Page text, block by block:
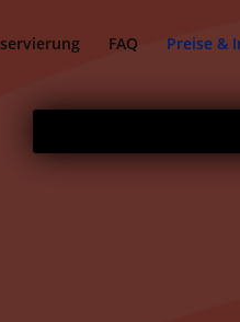
FAQ Preise &